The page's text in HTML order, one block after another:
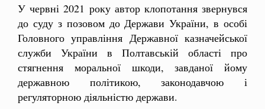
У червні 2021 року автор клопотання звернувся
до суду з позовом до Держави України, в особі
Головного управління Державної казначейської
служби України в Полтавській області про
стягнення моральної шкоди, завданої йому
державною політикою, законодавчою і
регуляторною діяльністю держави.